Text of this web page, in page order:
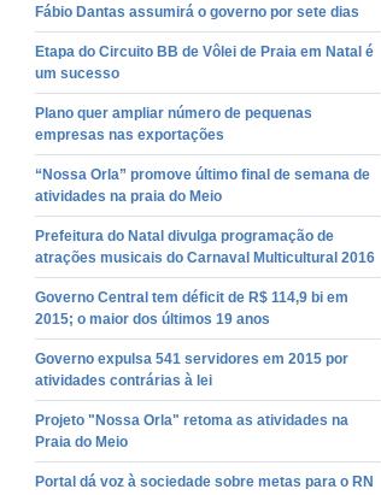
Fábio Dantas assumirá o governo por sete dias
Etapa do Circuito BB de Vôlei de Praia em Natal é
um sucesso
Plano quer ampliar número de pequenas
empresas nas exportações
“Nossa Orla” promove último final de semana de
atividades na praia do Meio
Prefeitura do Natal divulga programação de
atrações musicais do Carnaval Multicultural 2016
Governo Central tem déficit de R$ 114,9 bi em
2015; o maior dos últimos 19 anos
Governo expulsa 541 servidores em 2015 por
atividades contrárias à lei
Projeto "Nossa Orla" retoma as atividades na
Praia do Meio
Portal dá voz à sociedade sobre metas para o RN